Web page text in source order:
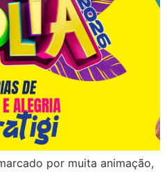
por muita animação,